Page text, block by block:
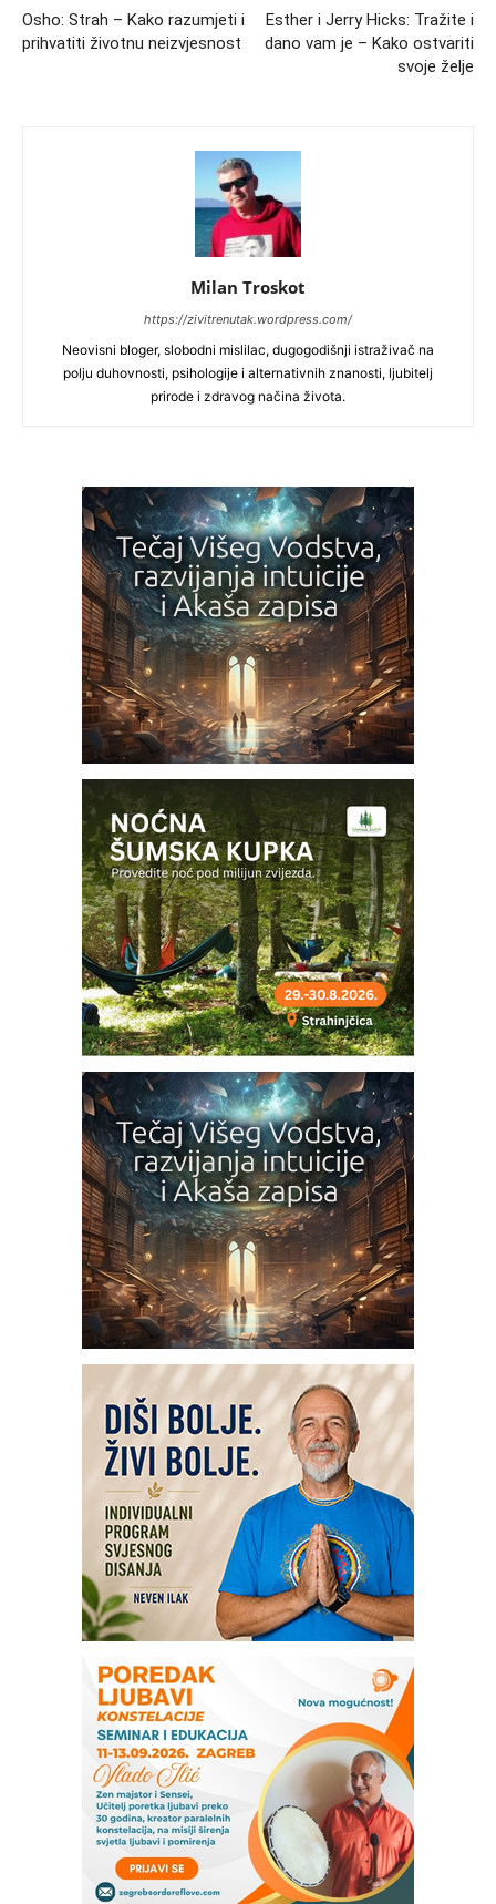
Osho: Strah – Kako razumjeti i
prihvatiti životnu neizvjesnost
Esther i Jerry Hicks: Tražite i
dano vam je – Kako ostvariti
svoje želje
Milan Troskot
https://zivitrenutak.wordpress.com/
Neovisni bloger, slobodni mislilac, dugogodišnji istraživač na
polju duhovnosti, psihologije i alternativnih znanosti, ljubitelj
prirode i zdravog načina života.